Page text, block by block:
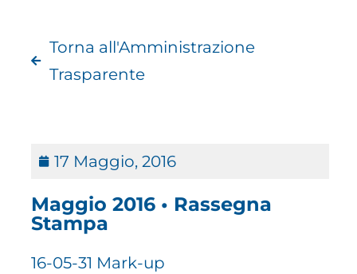
Torna all'Amministrazione
Trasparente
17 Maggio, 2016
Maggio 2016 • Rassegna
Stampa
16-05-31 Mark-up